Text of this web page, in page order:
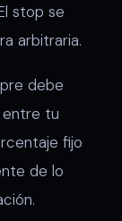
stop se
arbitraria.
debe
entre tu
fijo
de lo